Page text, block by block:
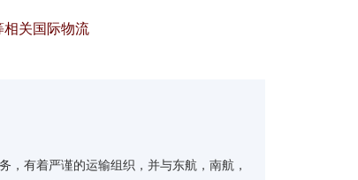
相关国际物流
，有着严谨的运输组织，并与东航，南航，